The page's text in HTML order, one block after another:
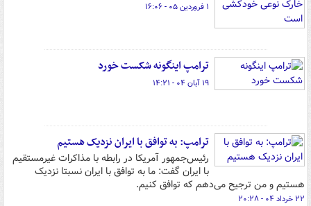
۱ فروردین ۰۵ - ۱۶:۰۶
ترامپ اینگونه شکست خورد
۱۹ آبان ۰۴ - ۱۴:۲۱
ترامپ: به توافق با ایران نزدیک هستیم
رئیس‌جمهور آمریکا در رابطه با مذاکرات غیرمستقیم
با ایران گفت: ما به توافق با ایران نسبتا نزدیک
هستیم و من ترجیح می‌دهم که توافق کنیم.
۲۲ خرداد ۰۴ - ۲۰:۲۸